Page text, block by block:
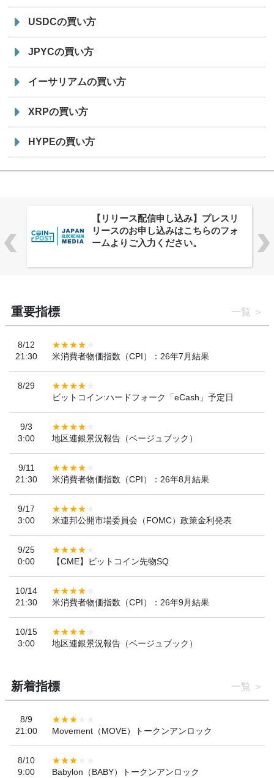
USDCの買い方
JPYCの買い方
イーサリアムの買い方
XRPの買い方
HYPEの買い方
株式会社PlnX、アジア最大級のグロ
ーバルWeb3カンファレンス
「WebX2026」とのコラボレーショ
重要指標 一覧
8/12
21:30
米消費者物価指数（CPI）：26年7月結果
8/29
ビットコイン:ハードフォーク「eCash」予定日
9/3
3:00
地区連銀景況報告（ベージュブック）
9/11
21:30
米消費者物価指数（CPI）：26年8月結果
9/17
3:00
米連邦公開市場委員会（FOMC）政策金利発表
9/25
0:00
【CME】ビットコイン先物SQ
10/14
21:30
米消費者物価指数（CPI）：26年9月結果
10/15
3:00
地区連銀景況報告（ベージュブック）
新着指標 一覧
8/9
21:00
Movement（MOVE）トークンアンロック
8/10
9:00
Babylon（BABY）トークンアンロック